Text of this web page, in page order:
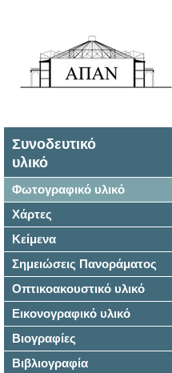
Συνοδευτικό
υλικό
Φωτογραφικό υλικό
Χάρτες
Κείμενα
Σημειώσεις Πανοράματος
Οπτικοακουστικό υλικό
Εικονογραφικό υλικό
Βιογραφίες
Βιβλιογραφία